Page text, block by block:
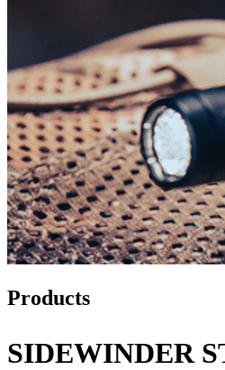
Products
SIDEWINDER